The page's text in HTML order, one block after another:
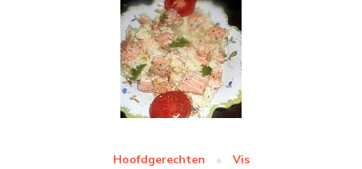
Hoofdgerechten Vis